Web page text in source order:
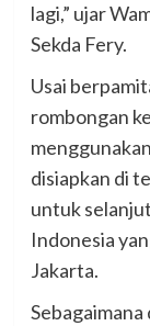
lagi,” ujar
Sekda Fery.
Usai
rombongan
disiapkan di
untuk
Indonesia
Jakarta.